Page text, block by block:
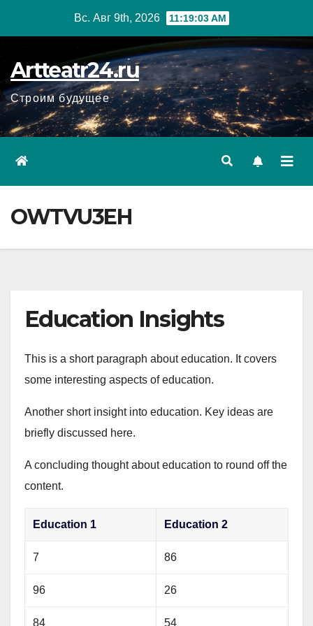
Вс. Авг 9th, 2026 11:19:04 AM
Artteatr24.ru
Строим будущее
OWTVU3EH
Education Insights
This is a short paragraph about education. It covers
some interesting aspects of education.
Another short insight into education. Key ideas are
briefly discussed here.
A concluding thought about education to round off the
content.
Education 1 Education 2
7 86
96 26
84 54